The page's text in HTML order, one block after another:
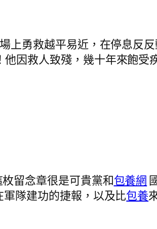
上勇救越平易近，在停息反
因救人致殘，幾十年來飽受
留念章很是可貴黨和包養網
隊建功的捷報，以及比包養